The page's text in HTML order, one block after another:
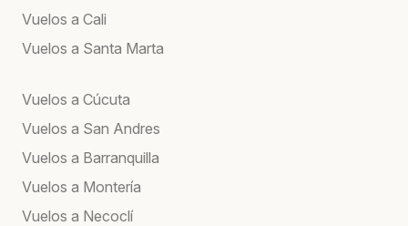
Vuelos a Cali
Vuelos a Santa Marta
Vuelos a Cúcuta
Vuelos a San Andres
Vuelos a Barranquilla
Vuelos a Montería
Vuelos a Necoclí